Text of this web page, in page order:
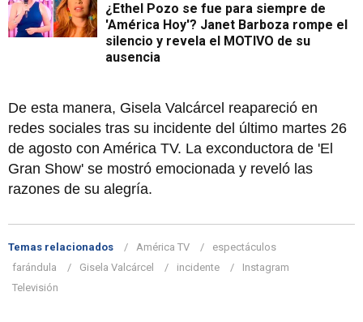
¿Ethel Pozo se fue para siempre de
'América Hoy'? Janet Barboza rompe el
silencio y revela el MOTIVO de su
ausencia
De esta manera, Gisela Valcárcel reapareció en
redes sociales tras su incidente del último martes 26
de agosto con América TV. La exconductora de 'El
Gran Show' se mostró emocionada y reveló las
razones de su alegría.
Temas relacionados América TV
espectáculos
farándula
Gisela Valcárcel incidente
Instagram
Televisión